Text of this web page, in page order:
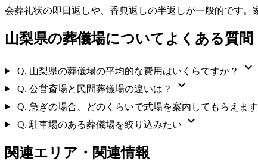
会葬礼状の即日返しや、香典返しの半返しが一般的です。
山梨県の葬儀場についてよくある質問
Q. 山梨県の葬儀場の平均的な費用はいくらですか？ expand_more
Q. 公営斎場と民間葬儀場の違いは？ expand_more
Q. 急ぎの場合、どのくらいで式場を案内してもらえます
Q. 駐車場のある葬儀場を絞り込みたい expand_more
関連エリア・関連情報